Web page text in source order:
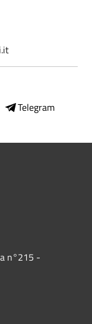
Telegram
n°215 -